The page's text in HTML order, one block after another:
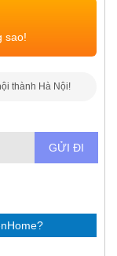
sao!
thành Hà Nội!